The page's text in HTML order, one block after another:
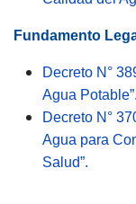
Fundamento
Decreto N°
Agua Potable”.
Decreto N°
Agua para
Salud”.